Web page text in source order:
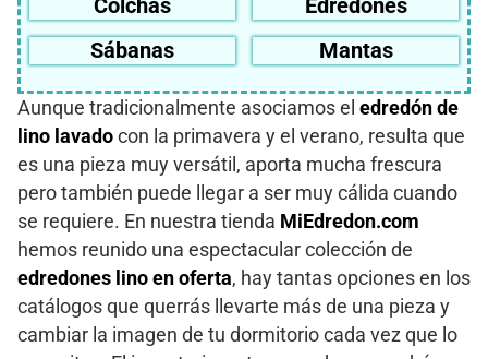
Colchas
Edredones
Sábanas
Mantas
Aunque tradicionalmente asociamos el edredón de
lino lavado con la primavera y el verano, resulta que
es una pieza muy versátil, aporta mucha frescura
pero también puede llegar a ser muy cálida cuando
se requiere. En nuestra tienda MiEdredon.com
hemos reunido una espectacular colección de
edredones lino en oferta, hay tantas opciones en los
catálogos que querrás llevarte más de una pieza y
cambiar la imagen de tu dormitorio cada vez que lo